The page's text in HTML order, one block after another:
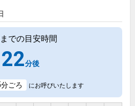
での目安時間
22分後
分ごろ にお呼びいたします